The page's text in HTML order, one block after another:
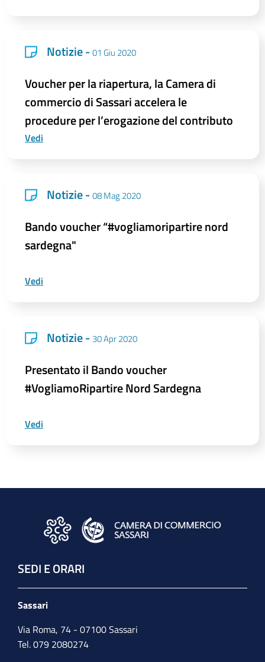
Notizie -01 Giu 2020
Voucher per la riapertura, la Camera di
commercio di Sassari accelera le
procedure per l’erogazione del contributo
Vedi
Notizie -08 Mag 2020
Bando voucher “#vogliamoripartire nord
sardegna"
Vedi
Notizie - 30 Apr 2020
Presentato il Bando voucher
#VogliamoRipartire Nord Sardegna
Vedi
SEDI E ORARI
Sassari
Via Roma, 74 - 07100 Sassari
Tel. 079 2080274